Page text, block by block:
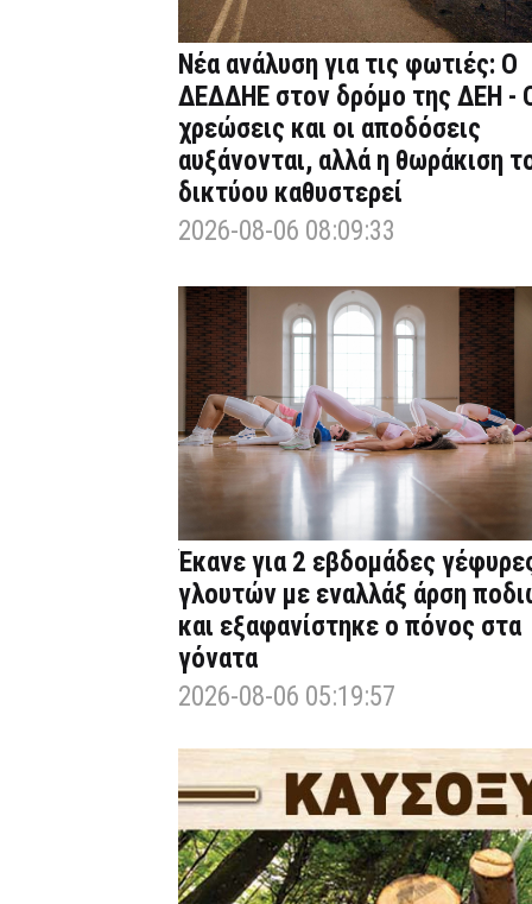
Νέα ανάλυση για τις φωτιές: Ο
ΔΕΔΔΗΕ στον δρόμο της ΔΕΗ -
χρεώσεις και οι αποδόσεις
αυξάνονται, αλλά η θωράκιση
δικτύου καθυστερεί
2026-08-06 08:09:33
Έκανε για 2 εβδομάδες
γλουτών με εναλλάξ άρση
και εξαφανίστηκε ο πόνος στα
γόνατα
2026-08-06 05:19:57